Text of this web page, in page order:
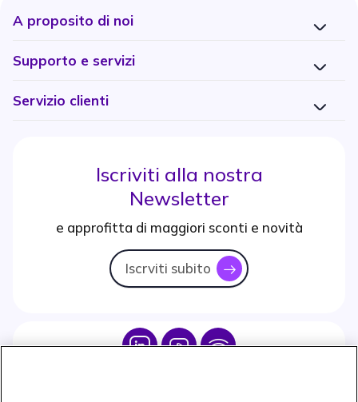
A proposito di noi
Supporto e servizi
Servizio clienti
Iscriviti alla nostra
Newsletter
e approfitta di maggiori sconti e novità
Iscrviti subito icon
Icon IconIcon